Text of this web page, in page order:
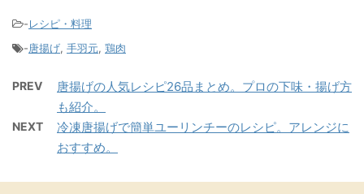
-レシピ・料理
-唐揚げ, 手羽元, 鶏肉
PREV
唐揚げの人気レシピ26品まとめ。プロの下味・揚げ方
も紹介。
NEXT
冷凍唐揚げで簡単ユーリンチーのレシピ。アレンジに
おすすめ。